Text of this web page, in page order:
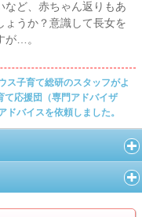
など、赤ちゃん返りもあ
ょうか？意識して長女を
が…。
ス子育て総研のスタッフがよ
て応援団（専門アドバイザ
ドバイスを依頼しました。